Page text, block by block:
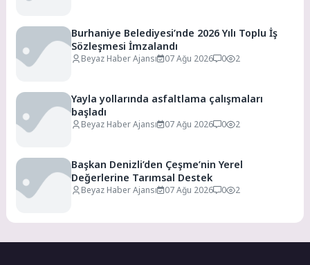
Burhaniye Belediyesi’nde 2026 Yılı Toplu İş
Sözleşmesi İmzalandı
Beyaz Haber Ajansı 07 Ağu 2026 0 2
Yayla yollarında asfaltlama çalışmaları
başladı
Beyaz Haber Ajansı 07 Ağu 2026 0 2
Başkan Denizli’den Çeşme’nin Yerel
Değerlerine Tarımsal Destek
Beyaz Haber Ajansı 07 Ağu 2026 0 2